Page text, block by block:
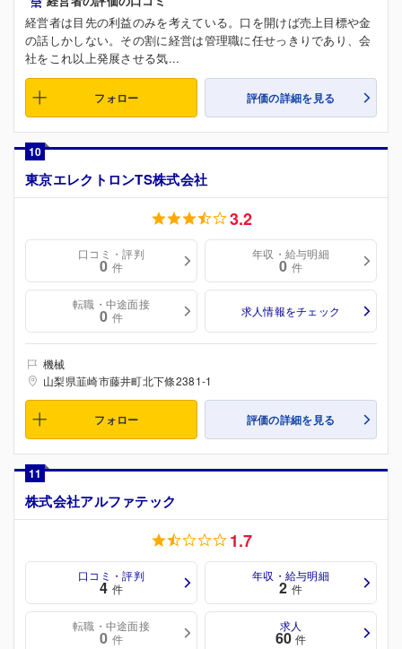
経営者は目先の利益のみを考えている。口を開けば売上目標や金
の話しかしない。その割に経営は管理職に任せっきりであり、会
社をこれ以上発展させる気...
フォロー 評価の詳細を見る
10
東京エレクトロンTS株式会社
3.2
口コミ・評判
0 件
年収・給与明細
0 件
転職・中途面接
0 件 求人情報をチェック
機械
山梨県韮崎市藤井町北下條2381-1
フォロー 評価の詳細を見る
11
株式会社アルファテック
1.7
口コミ・評判
4 件
年収・給与明細
2 件
転職・中途面接
0 件
求人
60 件